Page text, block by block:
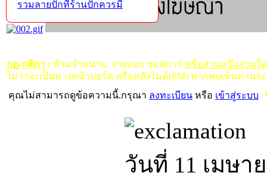
กฏ-กติกา : ห้ามจำหน่าย, จ่ายแจก ซอฟแวร์ หรือส่วนหนึ่งส่วนใ
ไม่ว่าจะเป็นทางหน้าบอร์ด หรือหลังไมค์(PM) หากพบเห็นท่านจ
คุณไม่สามารถดูข้อความนี้.กรุณา ลงทะเบียน หรือ เข้าสู่ระบบ
วันที่ 11 เมษา
รวมลายปักที่ร้านปักควรมี